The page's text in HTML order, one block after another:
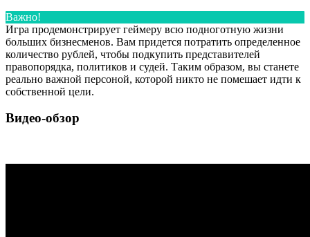
Важно!
Игра продемонстрирует геймеру всю подноготную жизни
больших бизнесменов. Вам придется потратить определенное
количество рублей, чтобы подкупить представителей
правопорядка, политиков и судей. Таким образом, вы станете
реально важной персоной, которой никто не помешает идти к
собственной цели.
Видео-обзор